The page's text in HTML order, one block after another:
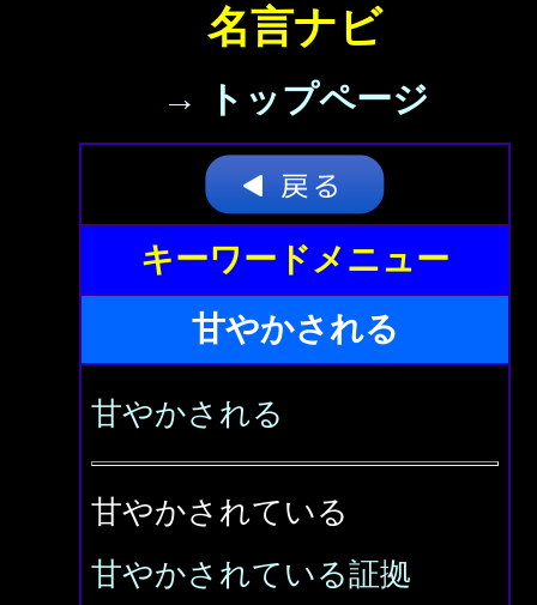
名言ナビ
→ トップページ
キーワードメニュー
甘やかされる
甘やかされる
甘やかされている
甘やかされている証拠